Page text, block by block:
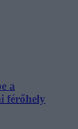
a
férőhely